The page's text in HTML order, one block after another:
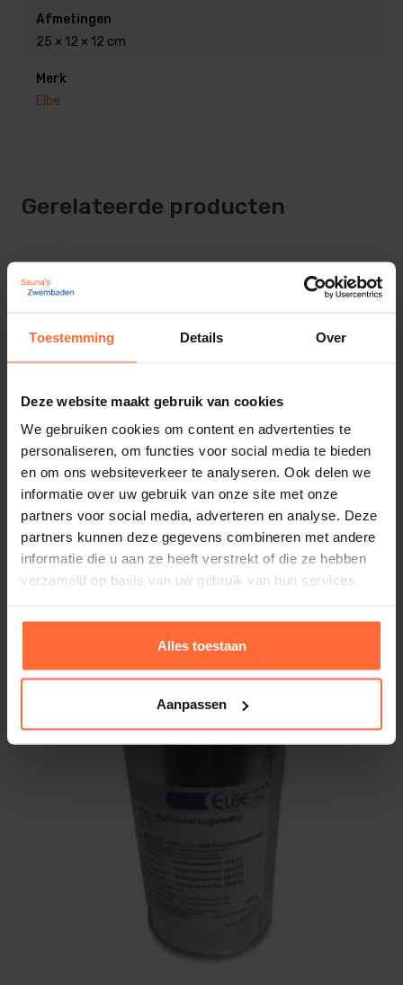
Toestemming Details Over
Deze website maakt gebruik van cookies
We gebruiken cookies om content en advertenties te
personaliseren, om functies voor social media te bieden
en om ons websiteverkeer te analyseren. Ook delen we
informatie over uw gebruik van onze site met onze
partners voor social media, adverteren en analyse. Deze
partners kunnen deze gegevens combineren met andere
informatie die u aan ze heeft verstrekt of die ze hebben
verzameld op basis van uw gebruik van hun services.
Alles toestaan
Aanpassen
Afmetingen
25 × 12 × 12 cm
Merk
Elbe
Gerelateerde producten
Bidon voor vloeibare folie